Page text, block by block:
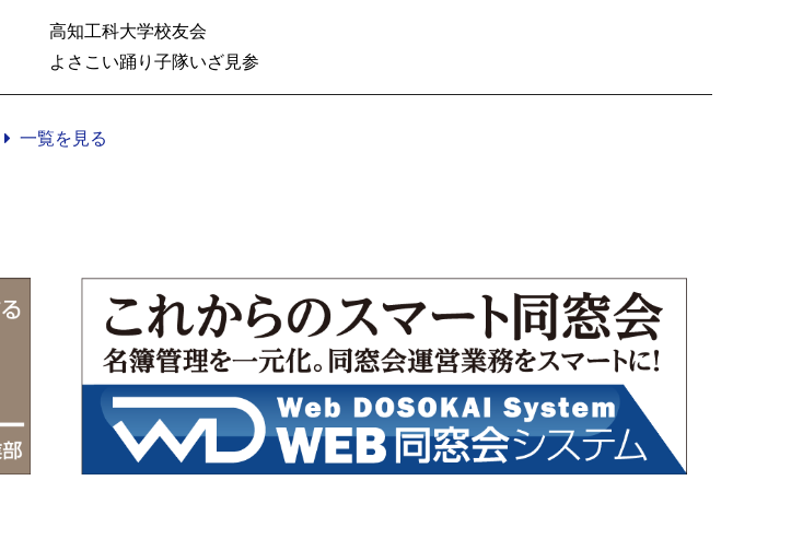
高知工科大学校友会
よさこい踊り子隊いざ見参
一覧を見る